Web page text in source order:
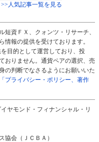
>>人気記事一覧を見る
短資ＦＸ、クォンツ・リサーチ、
情報の提供を受けております。
目的として運営しており、投
おりません。通貨ペアの選択、売
の判断でなさるようにお願いいた
「プライバシー・ポリシー、著作
ヤモンド・フィナンシャル・リ
協会（ＪＣＢＡ）